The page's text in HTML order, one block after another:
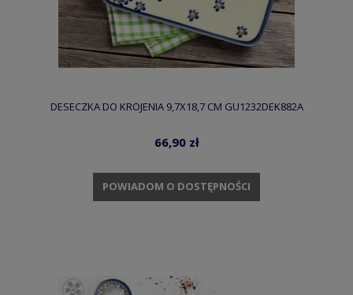
DESECZKA DO KROJENIA 9,7X18,7 CM GU1232DEK882A
66,90 zł
POWIADOM O DOSTĘPNOŚCI